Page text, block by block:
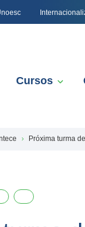
Cursos
Próxima turma